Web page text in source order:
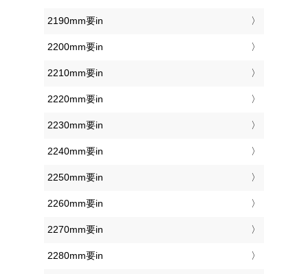
2190mm要in
2200mm要in
2210mm要in
2220mm要in
2230mm要in
2240mm要in
2250mm要in
2260mm要in
2270mm要in
2280mm要in